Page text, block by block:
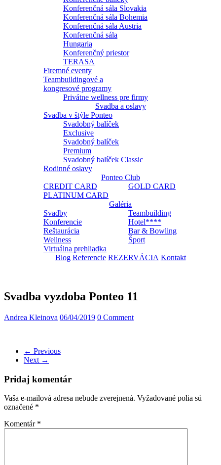
Konferenčná sála Slovakia
Konferenčná sála Bohemia
Konferenčná sála Austria
Konferenčná sála
Hungaria
Konferenčný priestor
TERASA
Firemné eventy
Teambuildingové a
kongresové programy
Privátne wellness pre firmy
Svadba a oslavy
Svadba v štýle Ponteo
Svadobný balíček
Exclusive
Svadobný balíček
Premium
Svadobný balíček Classic
Rodinné oslavy
Ponteo Club
CREDIT CARD
GOLD CARD
PLATINUM CARD
Galéria
Svadby
Teambuilding
Konferencie
Hotel****
Reštaurácia
Bar & Bowling
Wellness
Šport
Virtuálna prehliadka
Blog Referencie REZERVÁCIA Kontakt
Svadba vyzdoba Ponteo 11
Andrea Kleinova 06/04/2019 0 Comment
← Previous
Next →
Pridaj komentár
Vaša e-mailová adresa nebude zverejnená. Vyžadované polia sú
označené *
Komentár *